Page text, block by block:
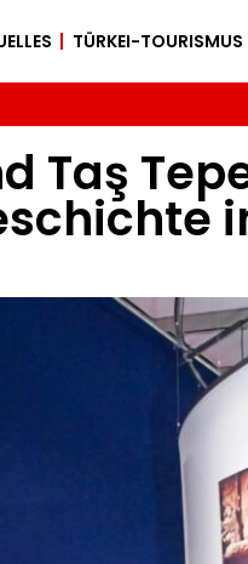
TÜRKEI-TOURISMUS
Taş